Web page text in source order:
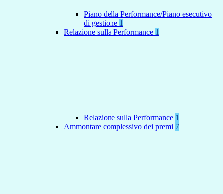
Piano della Performance/Piano esecutivo
di gestione 1
Relazione sulla Performance 1
Relazione sulla Performance 1
Ammontare complessivo dei premi 7